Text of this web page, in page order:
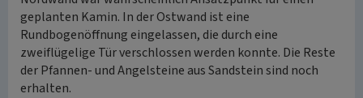
geplanten Kamin. In der Ostwand ist eine
Rundbogenöffnung eingelassen, die durch eine
zweiflügelige Tür verschlossen werden konnte. Die Reste
der Pfannen- und Angelsteine aus Sandstein sind noch
erhalten.